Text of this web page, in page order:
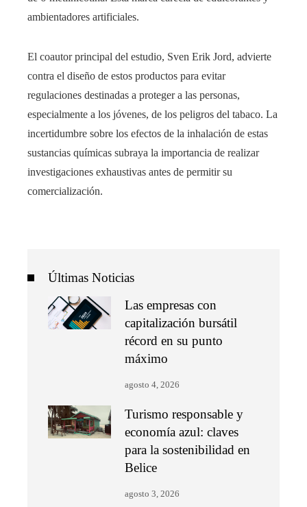
ambientadores artificiales.
El coautor principal del estudio, Sven Erik Jord, advierte
contra el diseño de estos productos para evitar
regulaciones destinadas a proteger a las personas,
especialmente a los jóvenes, de los peligros del tabaco. La
incertidumbre sobre los efectos de la inhalación de estas
sustancias químicas subraya la importancia de realizar
investigaciones exhaustivas antes de permitir su
comercialización.
Últimas Noticias
Las empresas con
capitalización bursátil
récord en su punto
máximo
agosto 4, 2026
Turismo responsable y
economía azul: claves
para la sostenibilidad en
Belice
agosto 3, 2026